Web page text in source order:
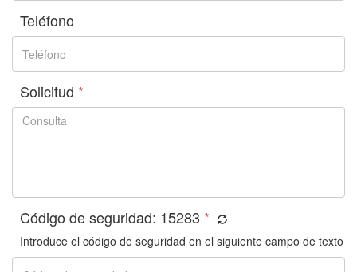
Teléfono
Solicitud *
Código de seguridad: 15283 *
Introduce el código de seguridad en el siguiente campo de texto